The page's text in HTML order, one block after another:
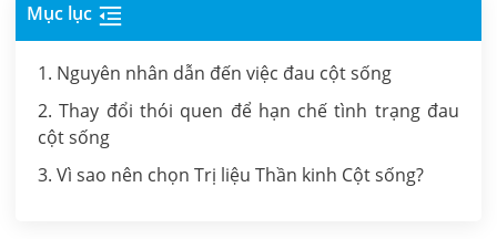
Mục lục
1. Nguyên nhân dẫn đến việc đau cột sống
2. Thay đổi thói quen để hạn chế tình trạng đau
cột sống
3. Vì sao nên chọn Trị liệu Thần kinh Cột sống?